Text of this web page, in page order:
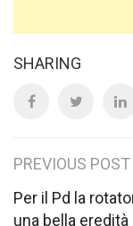
SHARING
Post
PREVIOUS POST
Per il Pd la
una bella eredità